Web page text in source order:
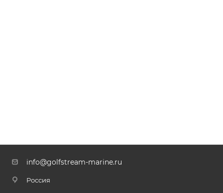
info@golfstream-marine.ru
Россия